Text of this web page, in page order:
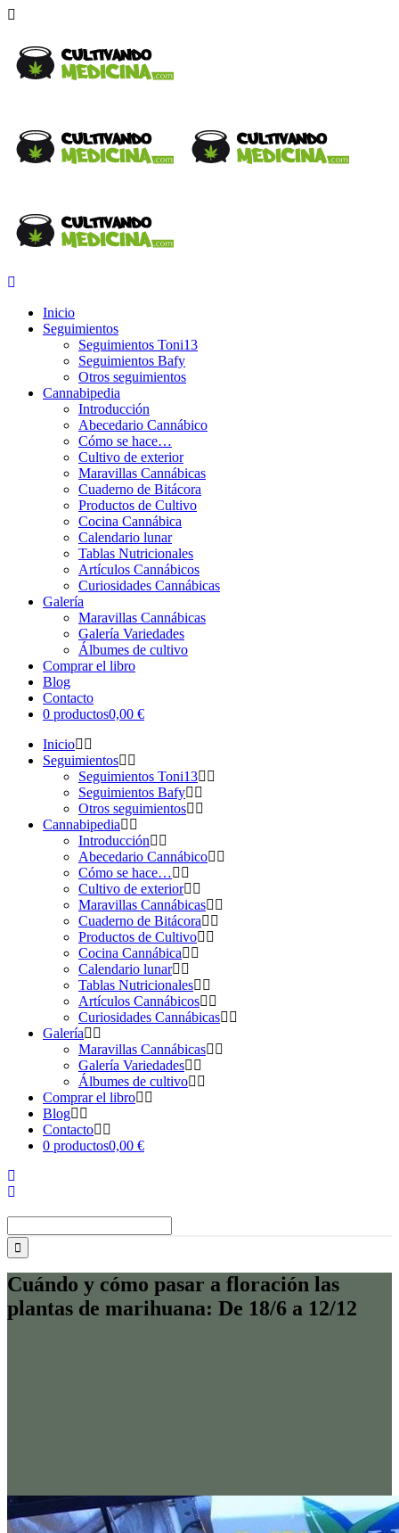
Inicio
Seguimientos
Seguimientos Toni13
Seguimientos Bafy
Otros seguimientos
Cannabipedia
Introducción
Abecedario Cannábico
Cómo se hace…
Cultivo de exterior
Maravillas Cannábicas
Cuaderno de Bitácora
Productos de Cultivo
Cocina Cannábica
Calendario lunar
Tablas Nutricionales
Artículos Cannábicos
Curiosidades Cannábicas
Galería
Maravillas Cannábicas
Galería Variedades
Álbumes de cultivo
Comprar el libro
Blog
Contacto
0 productos0,00 €
Inicio
Seguimientos
Seguimientos Toni13
Seguimientos Bafy
Otros seguimientos
Cannabipedia
Introducción
Abecedario Cannábico
Cómo se hace…
Cultivo de exterior
Maravillas Cannábicas
Cuaderno de Bitácora
Productos de Cultivo
Cocina Cannábica
Calendario lunar
Tablas Nutricionales
Artículos Cannábicos
Curiosidades Cannábicas
Galería
Maravillas Cannábicas
Galería Variedades
Álbumes de cultivo
Comprar el libro
Blog
Contacto
0 productos0,00 €
Cuándo y cómo pasar a floración las
plantas de marihuana: De 18/6 a 12/12